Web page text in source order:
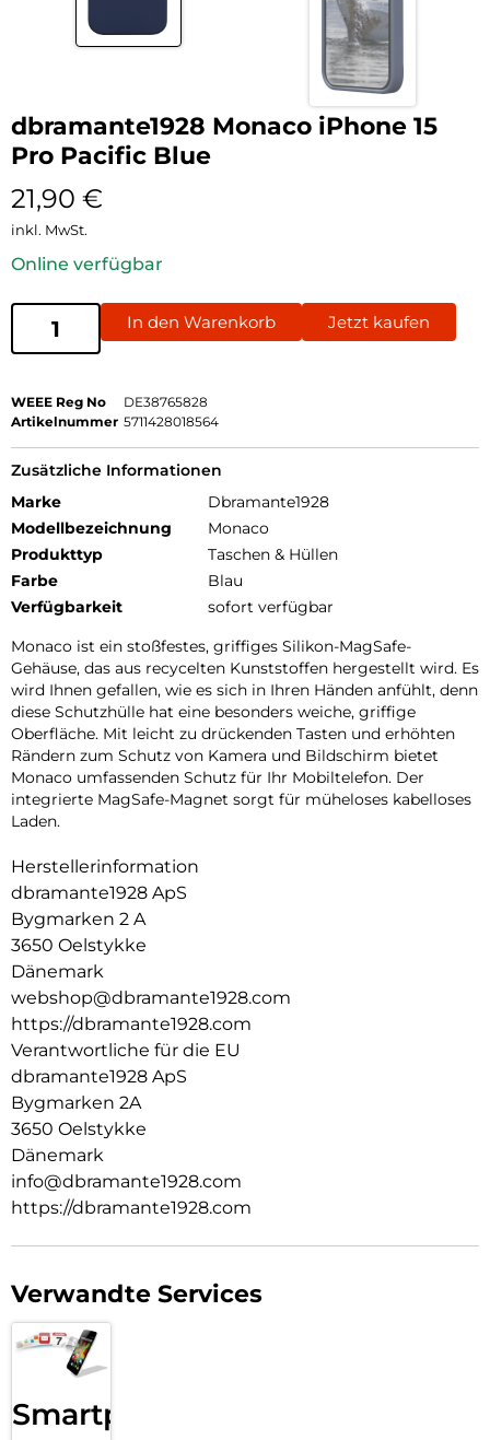
dbramante1928 Monaco iPhone 15
Pro Pacific Blue
21,90 €
inkl. MwSt.
Online verfügbar
In den Warenkorb Jetzt kaufen
WEEE Reg No
DE38765828
Artikelnummer 5711428018564
Zusätzliche Informationen
Marke
Dbramante1928
Modellbezeichnung
Monaco
Produkttyp
Taschen & Hüllen
Farbe
Blau
Verfügbarkeit
sofort verfügbar
Monaco ist ein stoßfestes, griffiges Silikon-MagSafe-
Gehäuse, das aus recycelten Kunststoffen hergestellt wird. Es
wird Ihnen gefallen, wie es sich in Ihren Händen anfühlt, denn
diese Schutzhülle hat eine besonders weiche, griffige
Oberfläche. Mit leicht zu drückenden Tasten und erhöhten
Rändern zum Schutz von Kamera und Bildschirm bietet
Monaco umfassenden Schutz für Ihr Mobiltelefon. Der
integrierte MagSafe-Magnet sorgt für müheloses kabelloses
Laden.
Herstellerinformation
dbramante1928 ApS
Bygmarken 2 A
3650 Oelstykke
Dänemark
webshop@dbramante1928.com
https://dbramante1928.com
Verantwortliche für die EU
dbramante1928 ApS
Bygmarken 2A
3650 Oelstykke
Dänemark
info@dbramante1928.com
https://dbramante1928.com
Verwandte Services
Smartphone